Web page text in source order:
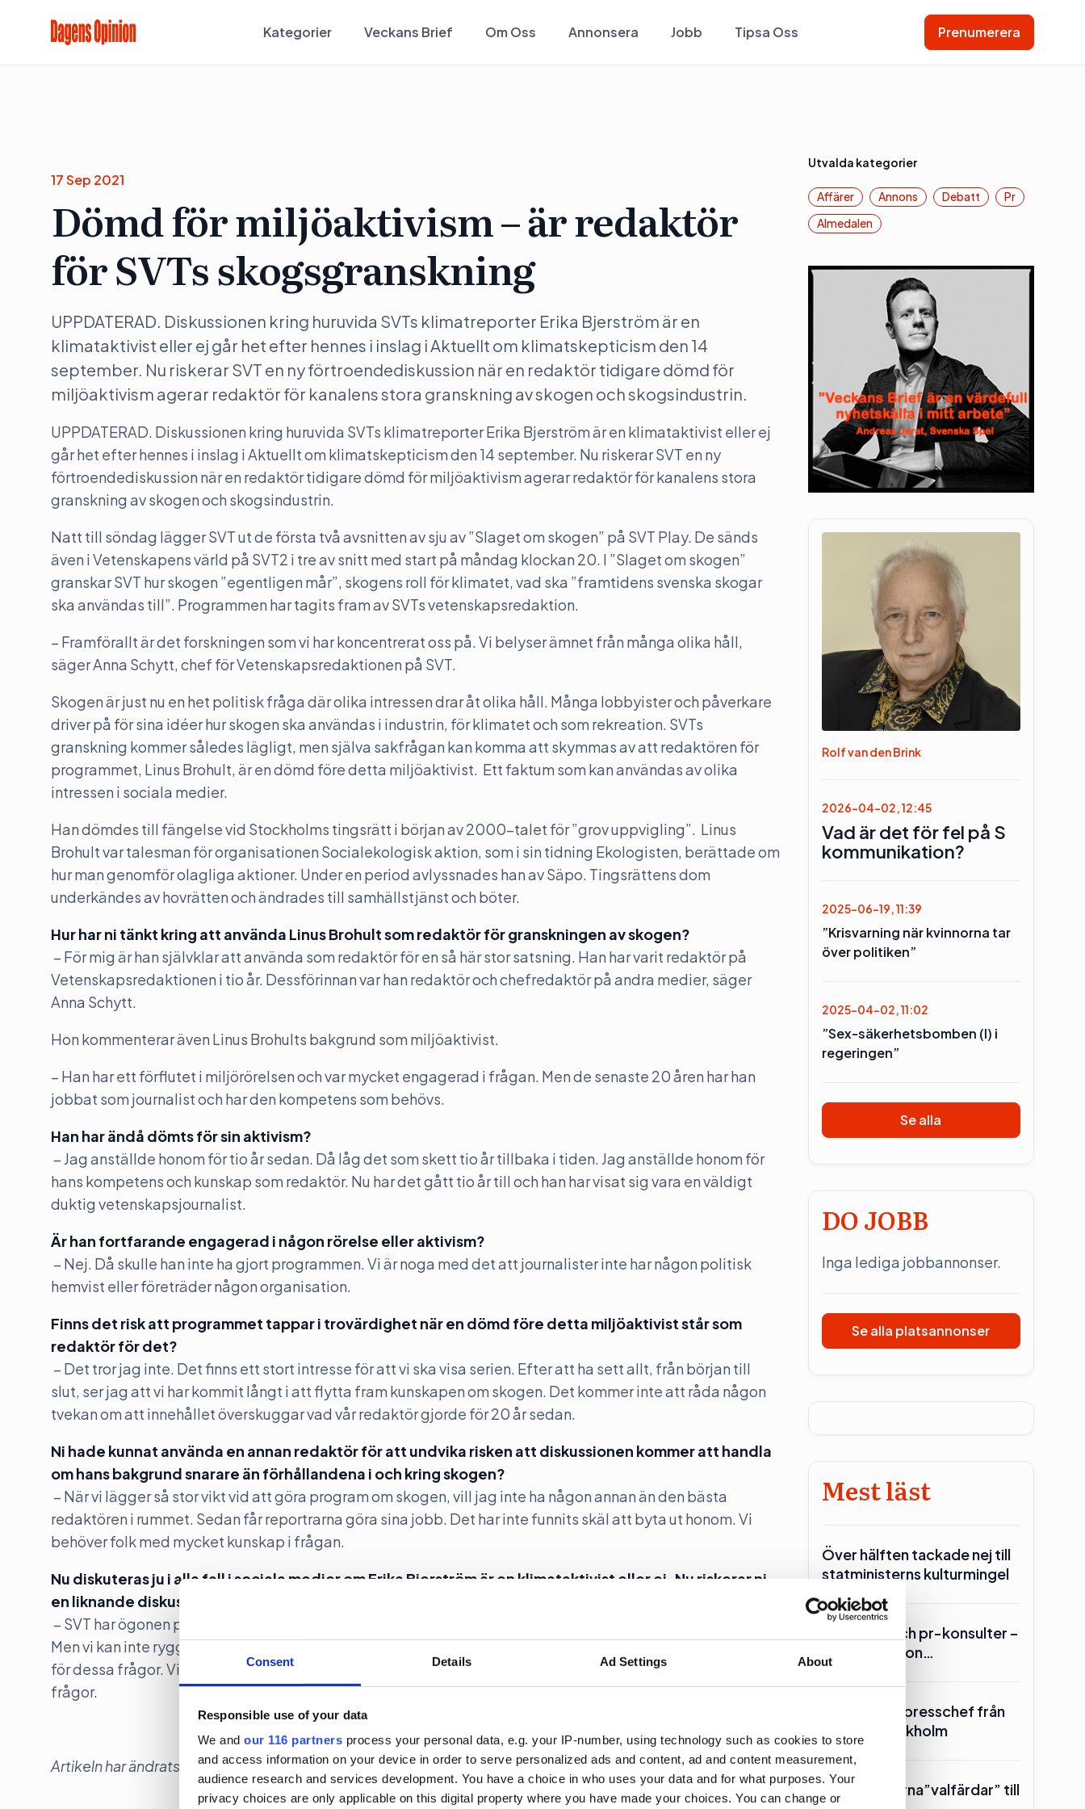
Consent Details Ad Settings About
Responsible use of your data
We and our 116 partners process your personal data, e.g. your IP-number, using technology such as cookies to store
and access information on your device in order to serve personalized ads and content, ad and content measurement,
audience research and services development. You have a choice in who uses your data and for what purposes. Your
privacy choices are only applicable on this digital property where you have made your choices. You can change or
Kategorier Veckans Brief Om Oss Annonsera Jobb Tipsa Oss Prenumerera
17 Sep 2021
Dömd för miljöaktivism – är redaktör
för SVTs skogsgranskning
UPPDATERAD. Diskussionen kring huruvida SVTs klimatreporter Erika Bjerström är en
klimataktivist eller ej går het efter hennes i inslag i Aktuellt om klimatskepticism den 14
september. Nu riskerar SVT en ny förtroendediskussion när en redaktör tidigare dömd för
miljöaktivism agerar redaktör för kanalens stora granskning av skogen och skogsindustrin.
UPPDATERAD. Diskussionen kring huruvida SVTs klimatreporter Erika Bjerström är en klimataktivist eller ej
går het efter hennes i inslag i Aktuellt om klimatskepticism den 14 september. Nu riskerar SVT en ny
förtroendediskussion när en redaktör tidigare dömd för miljöaktivism agerar redaktör för kanalens stora
granskning av skogen och skogsindustrin.
Natt till söndag lägger SVT ut de första två avsnitten av sju av ”Slaget om skogen” på SVT Play. De sänds
även i Vetenskapens värld på SVT2 i tre av snitt med start på måndag klockan 20. I ”Slaget om skogen”
granskar SVT hur skogen ”egentligen mår”, skogens roll för klimatet, vad ska ”framtidens svenska skogar
ska användas till”. Programmen har tagits fram av SVTs vetenskapsredaktion.
– Framförallt är det forskningen som vi har koncentrerat oss på. Vi belyser ämnet från många olika håll,
säger Anna Schytt, chef för Vetenskapsredaktionen på SVT.
Skogen är just nu en het politisk fråga där olika intressen drar åt olika håll. Många lobbyister och påverkare
driver på för sina idéer hur skogen ska användas i industrin, för klimatet och som rekreation. SVTs
granskning kommer således lägligt, men själva sakfrågan kan komma att skymmas av att redaktören för
programmet, Linus Brohult, är en dömd före detta miljöaktivist. Ett faktum som kan användas av olika
intressen i sociala medier.
Han dömdes till fängelse vid Stockholms tingsrätt i början av 2000-talet för ”grov uppvigling”. Linus
Brohult var talesman för organisationen Socialekologisk aktion, som i sin tidning Ekologisten, berättade om
hur man genomför olagliga aktioner. Under en period avlyssnades han av Säpo. Tingsrättens dom
underkändes av hovrätten och ändrades till samhällstjänst och böter.
Hur har ni tänkt kring att använda Linus Brohult som redaktör för granskningen av skogen?
– För mig är han självklar att använda som redaktör för en så här stor satsning. Han har varit redaktör på
Vetenskapsredaktionen i tio år. Dessförinnan var han redaktör och chefredaktör på andra medier, säger
Anna Schytt.
Hon kommenterar även Linus Brohults bakgrund som miljöaktivist.
– Han har ett förflutet i miljörörelsen och var mycket engagerad i frågan. Men de senaste 20 åren har han
jobbat som journalist och har den kompetens som behövs.
Han har ändå dömts för sin aktivism?
– Jag anställde honom för tio år sedan. Då låg det som skett tio år tillbaka i tiden. Jag anställde honom för
hans kompetens och kunskap som redaktör. Nu har det gått tio år till och han har visat sig vara en väldigt
duktig vetenskapsjournalist.
Är han fortfarande engagerad i någon rörelse eller aktivism?
– Nej. Då skulle han inte ha gjort programmen. Vi är noga med det att journalister inte har någon politisk
hemvist eller företräder någon organisation.
Finns det risk att programmet tappar i trovärdighet när en dömd före detta miljöaktivist står som
redaktör för det?
– Det tror jag inte. Det finns ett stort intresse för att vi ska visa serien. Efter att ha sett allt, från början till
slut, ser jag att vi har kommit långt i att flytta fram kunskapen om skogen. Det kommer inte att råda någon
tvekan om att innehållet överskuggar vad vår redaktör gjorde för 20 år sedan.
Ni hade kunnat använda en annan redaktör för att undvika risken att diskussionen kommer att handla
om hans bakgrund snarare än förhållandena i och kring skogen?
– När vi lägger så stor vikt vid att göra program om skogen, vill jag inte ha någon annan än den bästa
redaktören i rummet. Sedan får reportrarna göra sina jobb. Det har inte funnits skäl att byta ut honom. Vi
behöver folk med mycket kunskap i frågan.
Nu diskuteras ju i alla fall i sociala medier om Erika Bjerström är en klimataktivist eller ej. Nu riskerar ni
en liknande diskussion. Hur ser du på det?
– SVT har ögonen på sig. Det är snart val och det är klart att många vill angripa public service. Det märker vi.
Men vi kan inte rygga för kontroversiella frågor som klimatförnekelse och skogen. Det finns ett stort intresse
för dessa frågor. Vi vet att vi har ögonen på oss och det är helt i sin ordning. Men vi får inte backa från viktiga
frågor.
Artikeln har ändrats sedan första publiceringen. red.
Utvalda kategorier
Affärer Annons Debatt
Pr
Almedalen
Rolf van den Brink
2026-04-02, 12:45
Vad är det för fel på S
kommunikation?
2025-06-19, 11:39
”Krisvarning när kvinnorna tar
över politiken”
2025-04-02, 11:02
”Sex-säkerhetsbomben (l) i
regeringen”
Se alla
DO JOBB
Inga lediga jobbannonser.
Se alla platsannonser
Mest läst
Över hälften tackade nej till
statministerns kulturmingel
Lars Lerin och pr-konsulter –
Ulf Kristersson…
SKR hämtar presschef från
Region Stockholm
Toppolitikerna”valfärdar” till